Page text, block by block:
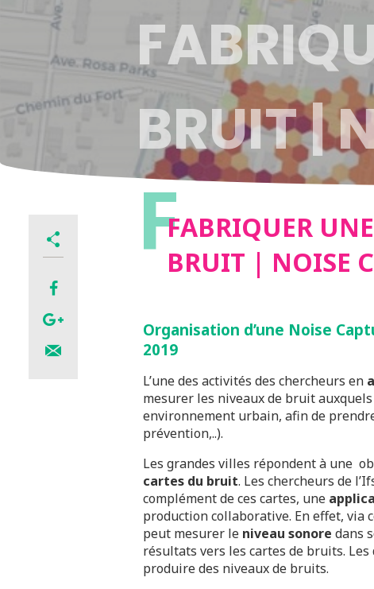
BRUIT |
PARTY
FFABRIQUER
BRUIT | NOISE
Organisation d’une Noise
2019
L’une des activités des chercheurs en
mesurer les niveaux de bruit
environnement urbain, afin de
prévention,..).
Les grandes villes répondent à une
cartes du bruit. Les chercheurs de
complément de ces cartes, une
production collaborative. En effet, via
peut mesurer le niveau sonore dans
résultats vers les cartes de bruits.
produire des niveaux de bruits.